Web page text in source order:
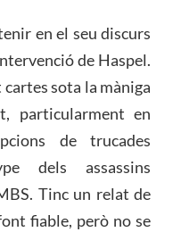
en el seu discurs
de Haspel.
sota la màniga
particularment en
de trucades
dels assassins
Tinc un relat de
fiable, però no se